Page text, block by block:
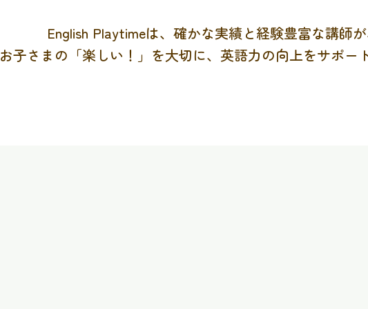
English Playtimeは、確かな実績と経験豊富な講師が
お子さまの「楽しい！」を大切に、英語力の向上をサポー